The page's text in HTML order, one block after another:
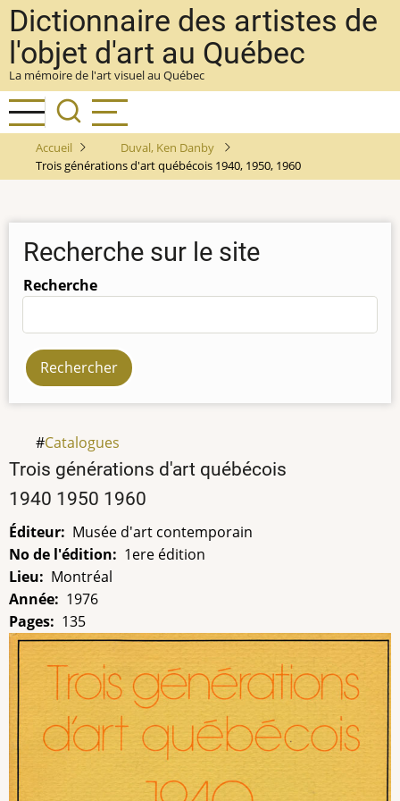
Aller
au
contenu
principal
Dictionnaire des artistes de
l'objet d'art au Québec
La mémoire de l'art visuel au Québec
Accueil
Duval, Ken Danby
Trois générations d'art québécois 1940, 1950, 1960
Recherche sur le site
Recherche
Catalogues
Titre
Trois générations d'art québécois
1940 1950 1960
Éditeur
Musée d'art contemporain
No de l'édition
1ere édition
Lieu
Montréal
Année
1976
Pages
135